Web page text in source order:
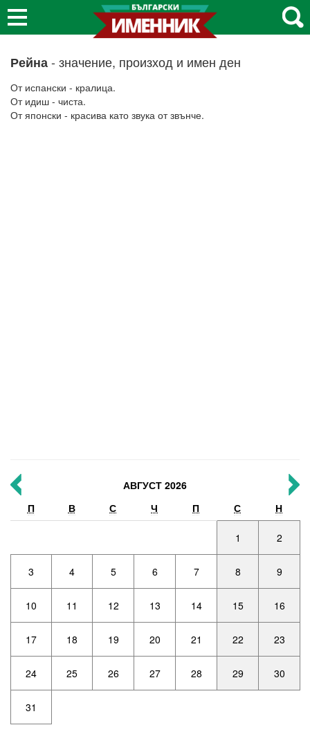
Рейна- значение, произход и имен ден
От испански - кралица.
От идиш - чиста.
От японски - красива като звука от звънче.
АВГУСТ 2026
П
В С Ч П С Н
1 2
3 4 5 6 7 8 9
10 11 12 13 14 15 16
17 18 19 20 21 22 23
24 25 26 27 28 29 30
31